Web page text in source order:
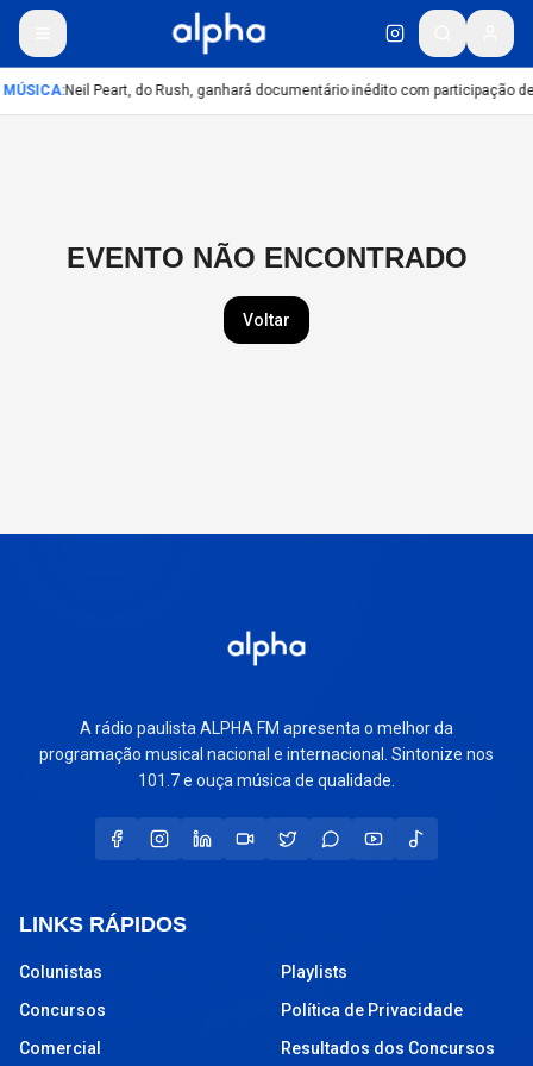
MÚSICA:Neil Peart, do Rush, ganhará documentário inédito com participação
EVENTO NÃO ENCONTRADO
Voltar
A rádio paulista ALPHA FM apresenta o melhor da
programação musical nacional e internacional. Sintonize nos
101.7 e ouça música de qualidade.
LINKS RÁPIDOS
Colunistas
Concursos
Comercial
Playlists
Política de Privacidade
Resultados dos Concursos